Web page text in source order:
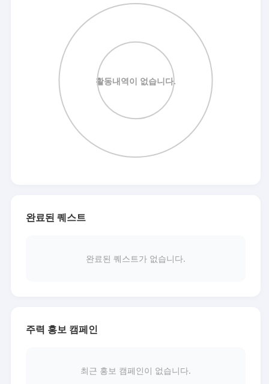
완료된 퀘스트
완료된 퀘스트가 없습니다.
주력 홍보 캠페인
최근 홍보 캠페인이 없습니다.